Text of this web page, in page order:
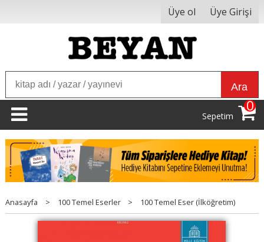
Üye ol Üye Girişi
Ara
Sepetim
0
Anasayfa > 100 Temel Eserler > 100 Temel Eser (İlköğretim)